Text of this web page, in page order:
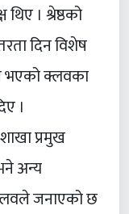
। श्रेष्ठको
दिन विशेष
भएको क्लवका
।
प्रमुख
अन्य
जनाएको छ